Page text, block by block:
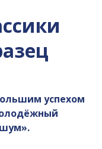
успехом